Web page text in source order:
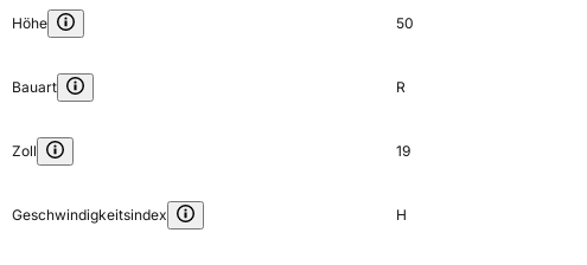
Höhe 50
Bauart R
Zoll 19
Geschwindigkeitsindex H